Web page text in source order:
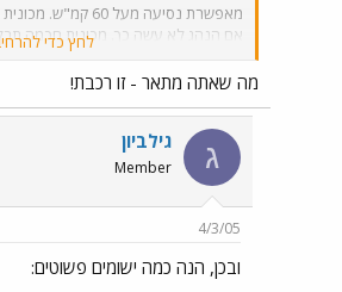
מאפשרת נסיעה מעל
אם הנהג לא עשה כך. מכונית חכמה
מנצא על הכביש, או מכשול אחר. על מה
פשוט בין תמרורים למכונית? ראדאר
שני אבל הנהגים רק עסוקים בלהזהר זה
חשבתם פעם שזה בזבוז אנרגיה עצום
למכונית אחרת? שכולם צריכים לנהוג?
לעקוב אחר עיקומי הכביש ולא.... כל
מעוותים לגמרי וזו התוצאה. כשחשבו
המותרת לא תהיה
למהירויות גבוהות יותר ולתנועה בשטח
לחץ כדי
מה שאתה מתאר - זו רכבת!
ג גילביון
Member
4/3/05
ובכן, הנה כמה ישומים פשוטים: